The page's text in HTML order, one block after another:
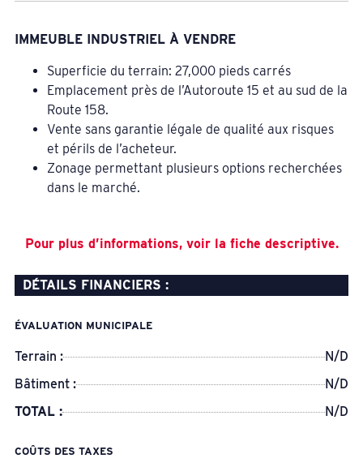
IMMEUBLE INDUSTRIEL À VENDRE
Superficie du terrain: 27,000 pieds carrés
Emplacement près de l’Autoroute 15 et au sud de la
Route 158.
Vente sans garantie légale de qualité aux risques
et périls de l’acheteur.
Zonage permettant plusieurs options recherchées
dans le marché.
Pour plus d’informations, voir la fiche descriptive.
DÉTAILS FINANCIERS :
ÉVALUATION MUNICIPALE
Terrain :
N/D
Bâtiment :
N/D
TOTAL :
N/D
COÛTS DES TAXES